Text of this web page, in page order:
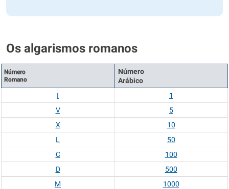
Os algarismos romanos
Número
Romano
Número
Arábico
I
1
V
5
X
10
L
50
C
100
D
500
M
1000